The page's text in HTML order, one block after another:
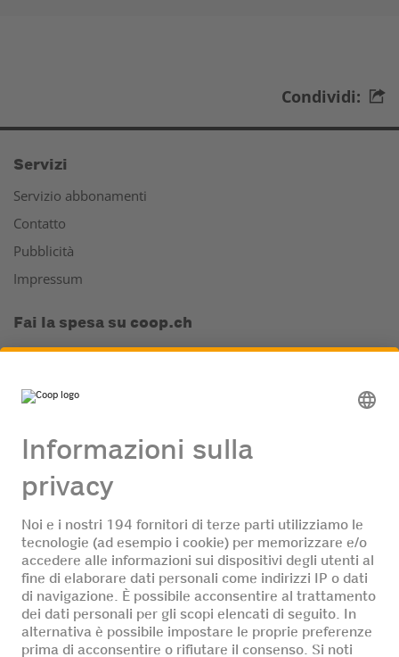
Condividi:
Servizi
Servizio abbonamenti
Contatto
Pubblicità
Impressum
Fai la spesa su coop.ch
Il tuo supermercato online
App Coop
Supercard e Club
Supercard
Hello Family
Azienda
Chi siamo
Media